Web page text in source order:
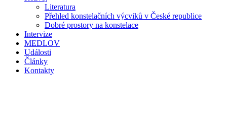
Literatura
Přehled konstelačních výcviků v České republice
Dobré prostory na konstelace
Intervize
MEDLOV
Události
Články
Kontakty